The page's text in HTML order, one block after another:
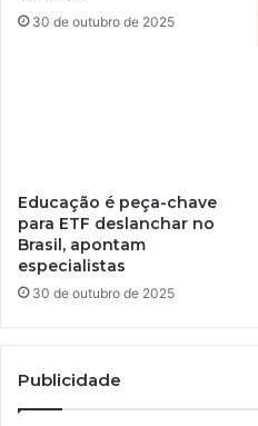
30 de outubro de 2025
Educação é peça-chave
para ETF deslanchar no
Brasil, apontam
especialistas
30 de outubro de 2025
Publicidade